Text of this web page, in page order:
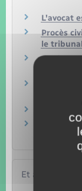
L'avocat
Procès
le
Quels
Procès
Tribunal
instance
Et aussi